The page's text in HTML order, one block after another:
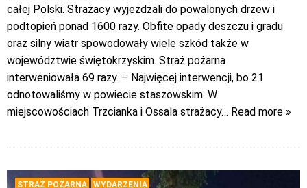
całej Polski. Strażacy wyjeżdżali do powalonych drzew i
podtopień ponad 1600 razy. Obfite opady deszczu i gradu
oraz silny wiatr spowodowały wiele szkód także w
województwie świętokrzyskim. Straż pożarna
interweniowała 69 razy. – Najwięcej interwencji, bo 21
odnotowaliśmy w powiecie staszowskim. W
miejscowościach Trzcianka i Ossala strażacy… Read more »
STRAŻ POŻARNA WYDARZENIA